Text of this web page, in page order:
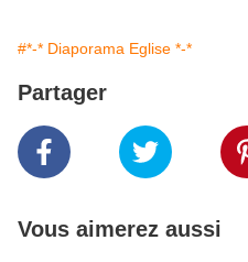
#*-* Diaporama Eglise *-*
Partager
Vous aimerez aussi